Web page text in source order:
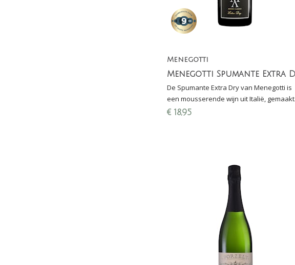
Menegotti
De Spumante Extra Dry van Menegotti is
een mousserende wijn uit Italië, gemaakt
conform de metodo classico (2e gisting op
€18,95